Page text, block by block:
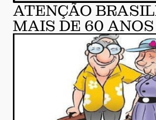
ATENÇÃO
MAIS DE 60